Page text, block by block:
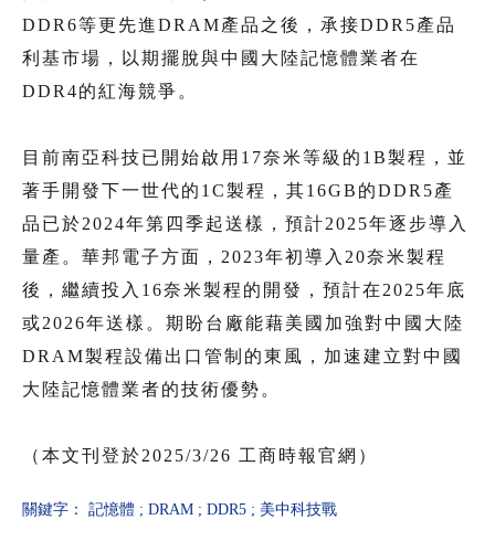
DDR6等更先進DRAM產品之後，承接DDR5產品
利基市場，以期擺脫與中國大陸記憶體業者在
DDR4的紅海競爭。
目前南亞科技已開始啟用17奈米等級的1B製程，並
著手開發下一世代的1C製程，其16GB的DDR5產
品已於2024年第四季起送樣，預計2025年逐步導入
量產。華邦電子方面，2023年初導入20奈米製程
後，繼續投入16奈米製程的開發，預計在2025年底
或2026年送樣。期盼台廠能藉美國加強對中國大陸
DRAM製程設備出口管制的東風，加速建立對中國
大陸記憶體業者的技術優勢。
（本文刊登於2025/3/26 工商時報官網）
關鍵字： 記憶體 ; DRAM ; DDR5 ; 美中科技戰